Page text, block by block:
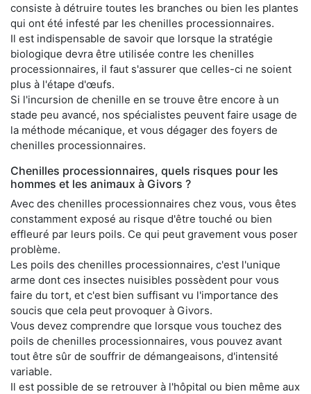
consiste à détruire toutes les branches ou bien les plantes
qui ont été infesté par les chenilles processionnaires.
Il est indispensable de savoir que lorsque la stratégie
biologique devra être utilisée contre les chenilles
processionnaires, il faut s'assurer que celles-ci ne soient
plus à l'étape d'œufs.
Si l'incursion de chenille en se trouve être encore à un
stade peu avancé, nos spécialistes peuvent faire usage de
la méthode mécanique, et vous dégager des foyers de
chenilles processionnaires.
Chenilles processionnaires, quels risques pour les
hommes et les animaux à Givors ?
Avec des chenilles processionnaires chez vous, vous êtes
constamment exposé au risque d'être touché ou bien
effleuré par leurs poils. Ce qui peut gravement vous poser
problème.
Les poils des chenilles processionnaires, c'est l'unique
arme dont ces insectes nuisibles possèdent pour vous
faire du tort, et c'est bien suffisant vu l'importance des
soucis que cela peut provoquer à Givors.
Vous devez comprendre que lorsque vous touchez des
poils de chenilles processionnaires, vous pouvez avant
tout être sûr de souffrir de démangeaisons, d'intensité
variable.
Il est possible de se retrouver à l'hôpital ou bien même aux